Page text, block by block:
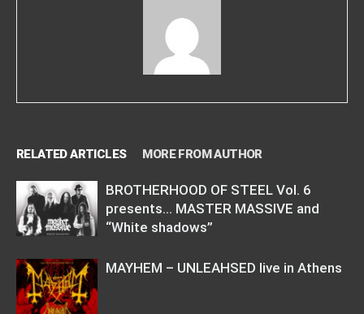
RELATED ARTICLES MORE FROM AUTHOR
BROTHERHOOD OF STEEL Vol. 6
presents… MASTER MASSIVE and
“White shadows”
MAYHEM – UNLEAHSED live in Athens